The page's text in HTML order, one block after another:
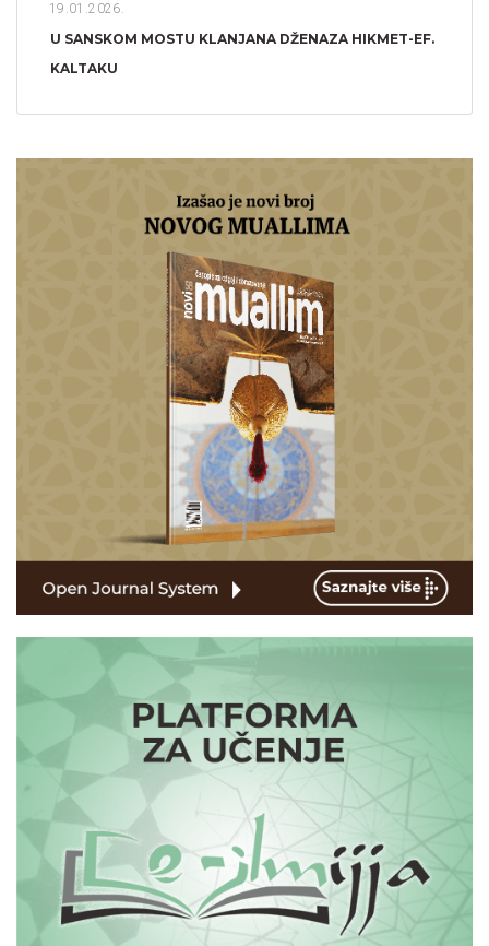
19.01.2026.
U SANSKOM MOSTU KLANJANA DŽENAZA HIKMET-EF.
KALTAKU